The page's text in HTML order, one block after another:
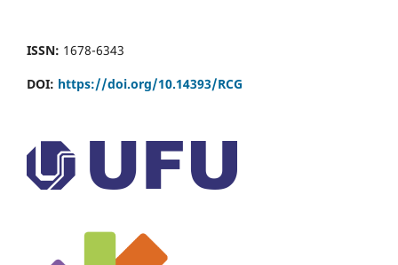
ISSN: 1678-6343
DOI: https://doi.org/10.14393/RCG